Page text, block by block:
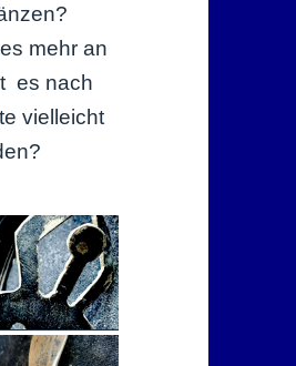
mehr an
es nach
vielleicht